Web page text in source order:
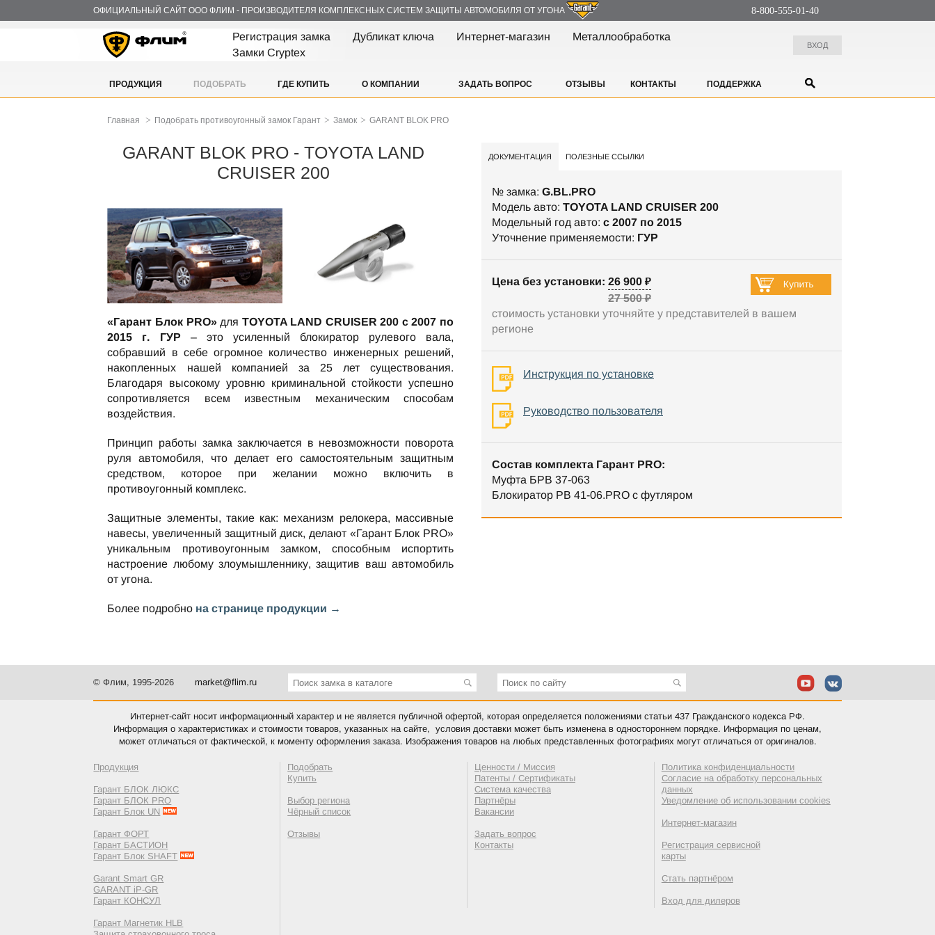
ОФИЦИАЛЬНЫЙ САЙТ ООО ФЛИМ - ПРОИЗВОДИТЕЛЯ КОМПЛЕКСНЫХ СИСТЕМ ЗАЩИТЫ АВТОМОБИЛЯ ОТ УГОНА 8-800-555-01-40
Регистрация замка Дубликат ключа Интернет-магазин
Металлообработка
Замки Cryptex
ВХОД
ПРОДУКЦИЯ ПОДОБРАТЬ ГДЕ КУПИТЬ О КОМПАНИИ ЗАДАТЬ ВОПРОС ОТЗЫВЫ КОНТАКТЫ ПОДДЕРЖКА
Главная > Подобрать противоугонный замок Гарант > Замок > GARANT BLOK PRO
GARANT BLOK PRO - TOYOTA LAND
CRUISER 200
«Гарант Блок PRO»для TOYOTA LAND CRUISER 200 c 2007 по
2015 г. ГУР – это усиленный блокиратор рулевого вала,
собравший в себе огромное количество инженерных решений,
накопленных нашей компанией за 25 лет существования.
Благодаря высокому уровню криминальной стойкости успешно
сопротивляется всем известным механическим способам
воздействия.
Принцип работы замка заключается в невозможности поворота
руля автомобиля, что делает его самостоятельным защитным
средством, которое при желании можно включить в
противоугонный комплекс.
Защитные элементы, такие как: механизм релокера, массивные
навесы, увеличенный защитный диск, делают «Гарант Блок PRO»
уникальным противоугонным замком, способным испортить
настроение любому злоумышленнику, защитив ваш автомобиль
от угона.
Более подробно на странице продукции →
ДОКУМЕНТАЦИЯ ПОЛЕЗНЫЕ ССЫЛКИ
№ замка: G.BL.PRO
Модель авто: TOYOTA LAND CRUISER 200
Модельный год авто: c 2007 по 2015
Уточнение применяемости: ГУР
Цена без установки: 26 900 ₽
27 500 ₽
стоимость установки уточняйте у представителей в вашем
регионе
Инструкция по установке
Руководство пользователя
Состав комплекта Гарант PRO:
Муфта БРВ 37-063
Блокиратор РВ 41-06.PRO с футляром
© Флим, 1995-2026 market@flim.ru
Интернет-сайт носит информационный характер и не является публичной офертой, которая определяется положениями статьи 437 Гражданского кодекса РФ.
Информация о характеристиках и стоимости товаров, указанных на сайте, условия доставки может быть изменена в одностороннем порядке. Информация по ценам,
может отличаться от фактической, к моменту оформления заказа. Изображения товаров на любых представленных фотографиях могут отличаться от оригиналов.
Продукция
Гарант БЛОК ЛЮКС
Гарант БЛОК PRO
Гарант Блок UN
Гарант ФОРТ
Гарант БАСТИОН
Гарант Блок SHAFT
Garant Smart GR
GARANT iP-GR
Гарант КОНСУЛ
Гарант Магнетик HLB
Подобрать
Купить
Выбор региона
Чёрный список
Отзывы
Ценности / Миссия
Патенты / Сертификаты
Система качества
Партнёры
Вакансии
Задать вопрос
Контакты
Политика конфиденциальности
Согласие на обработку персональных
данных
Уведомление об использовании cookies
Интернет-магазин
Регистрация сервисной
карты
Стать партнёром
Вход для дилеров